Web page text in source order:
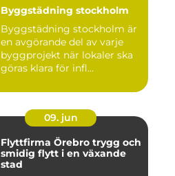
Byggstädning stockholm
Byggstädning stockholm är
en avgörande del av varje
byggprojekt när lokaler ska
göras klara för infl...
09. jun
Flyttfirma Örebro trygg och
smidig flytt i en växande
stad